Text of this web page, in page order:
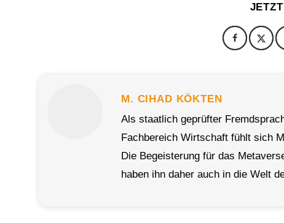
M. CIHAD KÖKTEN
Als staatlich geprüfter
Fachbereich Wirtschaft fühlt sich
Die Begeisterung für das
haben ihn daher auch in die Welt